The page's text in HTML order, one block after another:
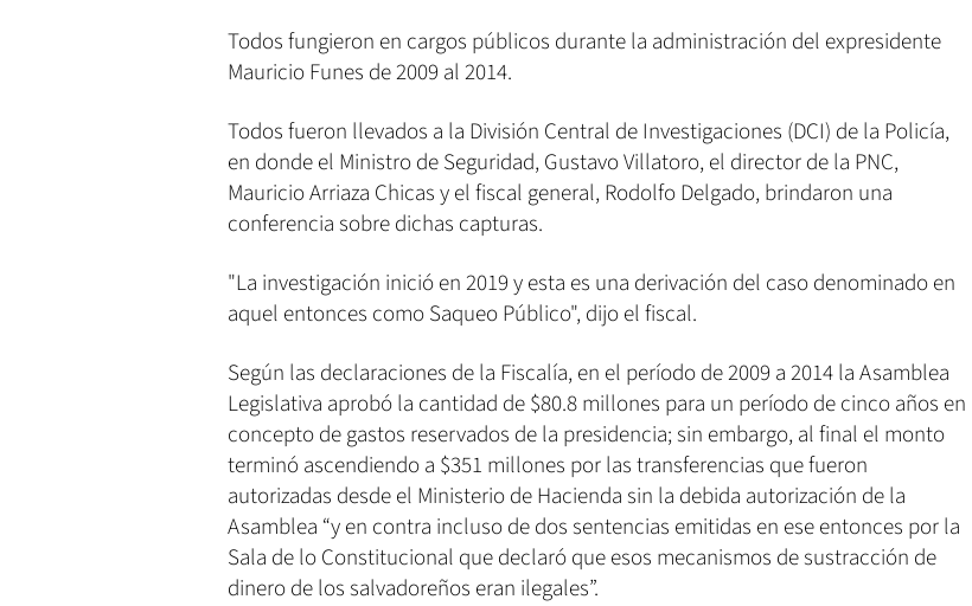
Todos fungieron en cargos públicos durante la administración del expresidente
Mauricio Funes de 2009 al 2014.
Todos fueron llevados a la División Central de Investigaciones (DCI) de la Policía,
en donde el Ministro de Seguridad, Gustavo Villatoro, el director de la PNC,
Mauricio Arriaza Chicas y el fiscal general, Rodolfo Delgado, brindaron una
conferencia sobre dichas capturas.
"La investigación inició en 2019 y esta es una derivación del caso denominado en
aquel entonces como Saqueo Público", dijo el fiscal.
Según las declaraciones de la Fiscalía, en el período de 2009 a 2014 la Asamblea
Legislativa aprobó la cantidad de $80.8 millones para un período de cinco años en
concepto de gastos reservados de la presidencia; sin embargo, al final el monto
terminó ascendiendo a $351 millones por las transferencias que fueron
autorizadas desde el Ministerio de Hacienda sin la debida autorización de la
Asamblea “y en contra incluso de dos sentencias emitidas en ese entonces por la
Sala de lo Constitucional que declaró que esos mecanismos de sustracción de
dinero de los salvadoreños eran ilegales”.